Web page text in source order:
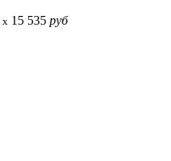
x 15 535 руб